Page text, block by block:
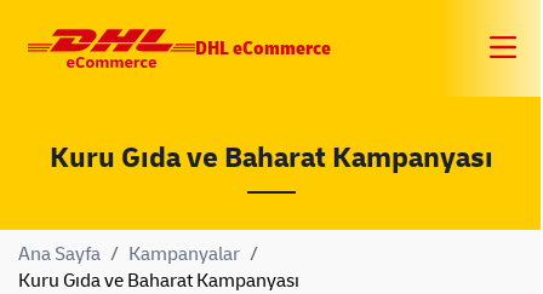
DHL eCommerce
Kuru Gıda ve Baharat Kampanyası
Ana Sayfa / Kampanyalar /
Kuru Gıda ve Baharat Kampanyası